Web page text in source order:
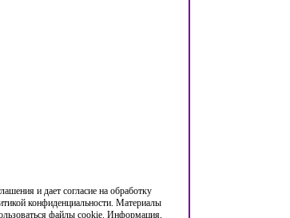
и дает согласие на обработку
конфиденциальности. Материалы
файлы cookie. Информация,